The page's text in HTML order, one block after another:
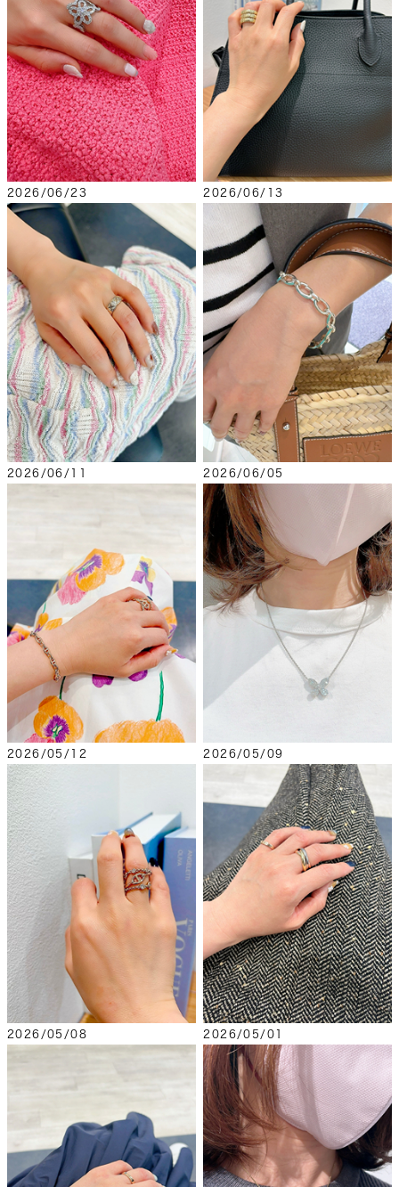
2026/06/23 2026/06/13
2026/06/11 2026/06/05
2026/05/12 2026/05/09
2026/05/08 2026/05/01